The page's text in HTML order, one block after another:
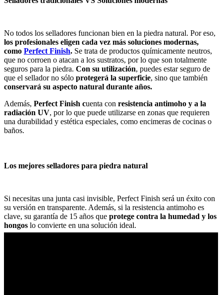
No todos los selladores funcionan bien en la piedra natural. Por eso,
los profesionales eligen cada vez más soluciones modernas,
como Perfect Finish. Se trata de productos químicamente neutros,
que no corroen o atacan a los sustratos, por lo que son totalmente
seguros para la piedra. Con su utilización, puedes estar seguro de
que el sellador no sólo protegerá la superficie, sino que también
conservará su aspecto natural durante años.
Además, Perfect Finish cuenta con resistencia antimoho y a la
radiación UV, por lo que puede utilizarse en zonas que requieren
una durabilidad y estética especiales, como encimeras de cocinas o
baños.
Los mejores selladores para piedra natural
Si necesitas una junta casi invisible, Perfect Finish será un éxito con
su versión en transparente. Además, si la resistencia antimoho es
clave, su garantía de 15 años que protege contra la humedad y los
hongos lo convierte en una solución ideal.